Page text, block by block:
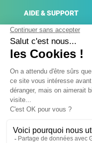
AIDE & SUPPORT
ACTUALITÉS